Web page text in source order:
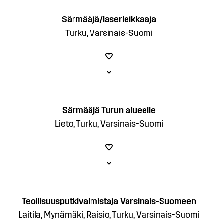
Särmääjä/laserleikkaaja
Turku, Varsinais-Suomi
Särmääjä Turun alueelle
Lieto, Turku, Varsinais-Suomi
Teollisuusputkivalmistaja Varsinais-Suomeen
Laitila, Mynämäki, Raisio, Turku, Varsinais-Suomi